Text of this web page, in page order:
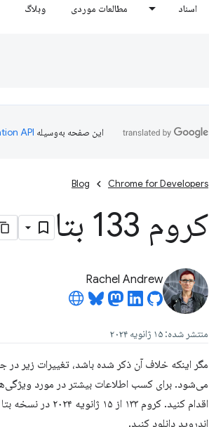
اسناد مطالعات موردی وبلاگ
این صفحه به‌وسیله
Chrome for Developers
Blog
کروم 133 بتا
Rachel Andrew
منتشر شده: ۱۵ ژانویه ۲۰۲۴
اقدام کنید. کروم ۱۳۳ از ۱۵ ژانویه ۲۰۲۴ در نسخه بتا است. می‌توانید جدیدترین نسخه را از
اندروید دانلود کنید.